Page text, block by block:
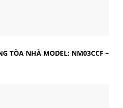
TÒA NHÀ MODEL: NM03CCF –